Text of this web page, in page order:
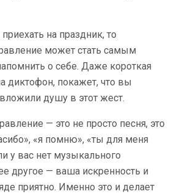
на праздник, то
может стать самым
о себе. Даже короткая
диктофон, покажет, что вы
душу в этот жест.
— это не просто песня, это
«я помню», «ты для меня
у вас нет музыкального
другое — ваша искренность и
приятно. Именно это и делает